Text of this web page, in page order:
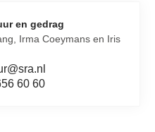
het vervolgtraject. Zo
– een interactieve
personeel, of
verder uitdiepen
en gedrag
Irma Coeymans en Iris
60 60